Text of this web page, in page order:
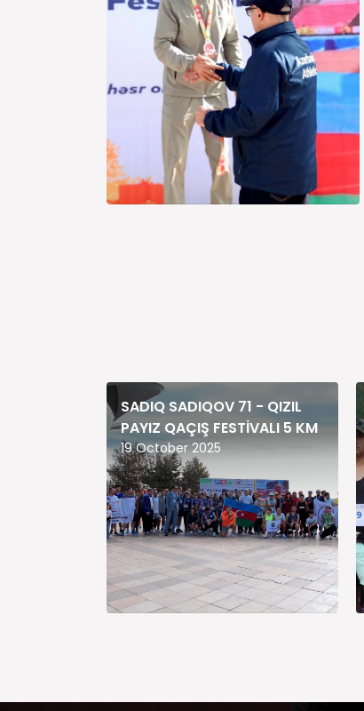
SADIQ SADIQOV 71 - QIZIL
PAYIZ QAÇIŞ FESTİVALI 5 KM
19 October 2025